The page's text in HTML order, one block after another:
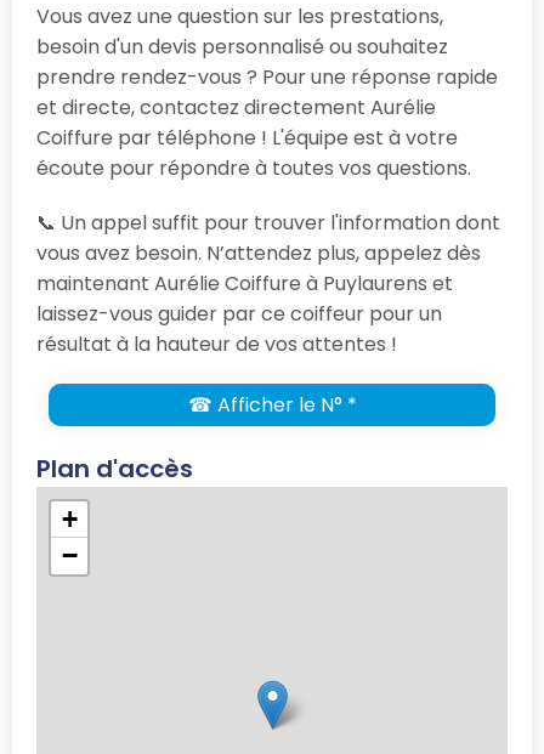
Vous avez une question sur les prestations,
besoin d'un devis personnalisé ou souhaitez
prendre rendez-vous ? Pour une réponse rapide
et directe, contactez directement Aurélie
Coiffure par téléphone ! L'équipe est à votre
écoute pour répondre à toutes vos questions.
📞 Un appel suffit pour trouver l'information dont
vous avez besoin. N’attendez plus, appelez dès
maintenant Aurélie Coiffure à Puylaurens et
laissez-vous guider par ce coiffeur pour un
résultat à la hauteur de vos attentes !
☎ Afficher le N° *
Plan d'accès
+
−